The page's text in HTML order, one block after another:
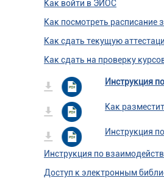
Как войти в ЭИОС
Как посмотреть расписание
Как сдать текущую
Как сдать на проверку
Инструкция
Как
Инструкция
Инструкция по
Доступ к электронным